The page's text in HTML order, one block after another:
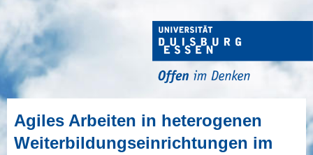
Agiles Arbeiten in heterogenen
Weiterbildungseinrichtungen im